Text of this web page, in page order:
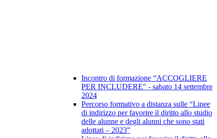
Incontro di formazione “ACCOGLIERE
PER INCLUDERE" - sabato 14 settembre
2024
Percorso formativo a distanza sulle “Linee
di indirizzo per favorire il diritto allo studio
delle alunne e degli alunni che sono stati
adottati – 2023”